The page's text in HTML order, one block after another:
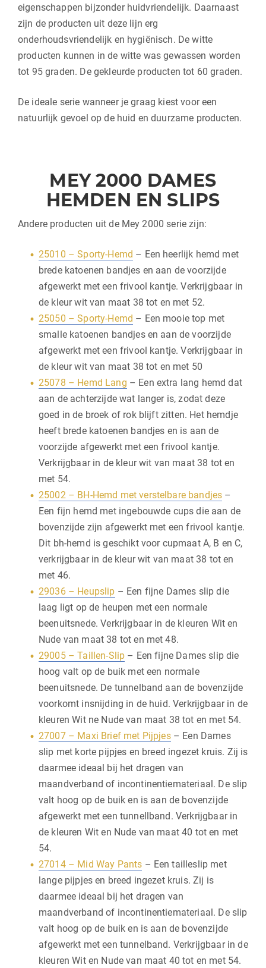
eigenschappen bijzonder huidvriendelijk. Daarnaast
zijn de producten uit deze lijn erg
onderhoudsvriendelijk en hygiënisch. De witte
producten kunnen in de witte was gewassen worden
tot 95 graden. De gekleurde producten tot 60 graden.
De ideale serie wanneer je graag kiest voor een
natuurlijk gevoel op de huid en duurzame producten.
MEY 2000 DAMES
HEMDEN EN SLIPS
Andere producten uit de Mey 2000 serie zijn:
25010 – Sporty-Hemd – Een heerlijk hemd met
brede katoenen bandjes en aan de voorzijde
afgewerkt met een frivool kantje. Verkrijgbaar in
de kleur wit van maat 38 tot en met 52.
25050 – Sporty-Hemd – Een mooie top met
smalle katoenen bandjes en aan de voorzijde
afgewerkt met een frivool kantje. Verkrijgbaar in
de kleur wit van maat 38 tot en met 50
25078 – Hemd Lang – Een extra lang hemd dat
aan de achterzijde wat langer is, zodat deze
goed in de broek of rok blijft zitten. Het hemdje
heeft brede katoenen bandjes en is aan de
voorzijde afgewerkt met een frivool kantje.
Verkrijgbaar in de kleur wit van maat 38 tot en
met 54.
25002 – BH-Hemd met verstelbare bandjes –
Een fijn hemd met ingebouwde cups die aan de
bovenzijde zijn afgewerkt met een frivool kantje.
Dit bh-hemd is geschikt voor cupmaat A, B en C,
verkrijgbaar in de kleur wit van maat 38 tot en
met 46.
29036 – Heupslip – Een fijne Dames slip die
laag ligt op de heupen met een normale
beenuitsnede. Verkrijgbaar in de kleuren Wit en
Nude van maat 38 tot en met 48.
29005 – Taillen-Slip – Een fijne Dames slip die
hoog valt op de buik met een normale
beenuitsnede. De tunnelband aan de bovenzijde
voorkomt insnijding in de huid. Verkrijgbaar in de
kleuren Wit ne Nude van maat 38 tot en met 54.
27007 – Maxi Brief met Pijpjes– Een Dames
slip met korte pijpjes en breed ingezet kruis. Zij is
daarmee ideaal bij het dragen van
maandverband of incontinentiemateriaal. De slip
valt hoog op de buik en is aan de bovenzijde
afgewerkt met een tunnellband. Verkrijgbaar in
de kleuren Wit en Nude van maat 40 tot en met
54.
27014 – Mid Way Pants – Een tailleslip met
lange pijpjes en breed ingezet kruis. Zij is
daarmee ideaal bij het dragen van
maandverband of incontinentiemateriaal. De slip
valt hoog op de buik en is aan de bovenzijde
afgewerkt met een tunnelband. Verkrijgbaar in de
kleuren Wit en Nude van maat 40 tot en met 54.